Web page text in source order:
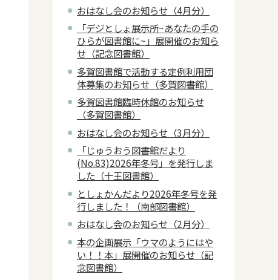
おはなし会のお知らせ（4月分）
「デジとしょ展示所~あなたの手の
ひらが図書館に~」展開催のお知ら
せ（記念図書館）
多賀図書館で活動する定例利用団
体募集のお知らせ（多賀図書館）
多賀図書館臨時休館のお知らせ
（多賀図書館）
おはなし会のお知らせ（3月分）
「じゅうおう図書館だより
(No.83)2026年冬号」を発行しま
した（十王図書館）
としょかんだより2026年冬号を発
行しました！（南部図書館）
おはなし会のお知らせ（2月分）
本の企画展示「ウマのようにはや
い！！本」展開催のお知らせ（記
念図書館）